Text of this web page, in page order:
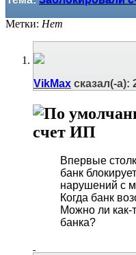
Метки: Нет
VikMax сказал(-а):
счет ИП
Впервые
банк
нарушений с
Когда банк
Можно ли как-
банка?